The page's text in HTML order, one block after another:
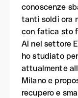
conoscenze
tanti soldi ora
con fatica sto
AI nel settore
ho studiato
attualmente
Milano e
recupero e